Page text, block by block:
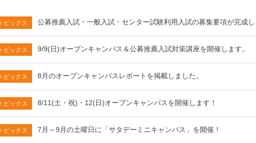
トピックス 公募推薦入試・一般入試・センター試験利用入試の募集要項が完成し
トピックス 9/9(日)オープンキャンパス＆公募推薦入試対策講座を開催します。
トピックス 8月のオープンキャンパスレポートを掲載しました。
トピックス 8/11(土・祝)・12(日)オープンキャンパスを開催します！
トピックス 7月～9月の土曜日に「サタデーミニキャンパス」を開催！